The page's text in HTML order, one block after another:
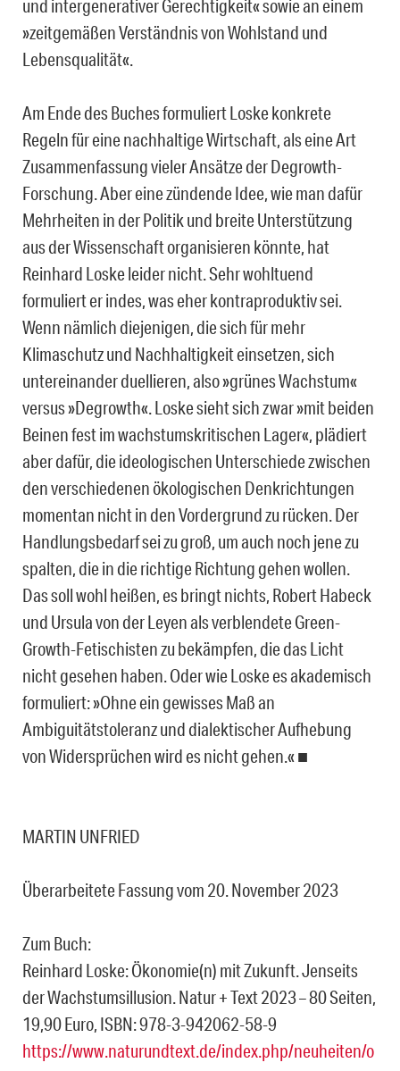
und intergenerativer Gerechtigkeit« sowie an einem
»zeitgemäßen Verständnis von Wohlstand und
Lebensqualität«.
Am Ende des Buches formuliert Loske konkrete
Regeln für eine nachhaltige Wirtschaft, als eine Art
Zusammenfassung vieler Ansätze der Degrowth-
Forschung. Aber eine zündende Idee, wie man dafür
Mehrheiten in der Politik und breite Unterstützung
aus der Wissenschaft organisieren könnte, hat
Reinhard Loske leider nicht. Sehr wohltuend
formuliert er indes, was eher kontraproduktiv sei.
Wenn nämlich diejenigen, die sich für mehr
Klimaschutz und Nachhaltigkeit einsetzen, sich
untereinander duellieren, also »grünes Wachstum«
versus »Degrowth«. Loske sieht sich zwar »mit beiden
Beinen fest im wachstumskritischen Lager«, plädiert
aber dafür, die ideologischen Unterschiede zwischen
den verschiedenen ökologischen Denkrichtungen
momentan nicht in den Vordergrund zu rücken. Der
Handlungsbedarf sei zu groß, um auch noch jene zu
spalten, die in die richtige Richtung gehen wollen.
Das soll wohl heißen, es bringt nichts, Robert Habeck
und Ursula von der Leyen als verblendete Green-
Growth-Fetischisten zu bekämpfen, die das Licht
nicht gesehen haben. Oder wie Loske es akademisch
formuliert: »Ohne ein gewisses Maß an
Ambiguitätstoleranz und dialektischer Aufhebung
von Widersprüchen wird es nicht gehen.« ■
MARTIN UNFRIED
Überarbeitete Fassung vom 20. November 2023
Zum Buch:
Reinhard Loske: Ökonomie(n) mit Zukunft. Jenseits
der Wachstumsillusion. Natur + Text 2023 – 80 Seiten,
19,90 Euro, ISBN: 978-3-942062-58-9
https://www.naturundtext.de/index.php/neuheiten/o